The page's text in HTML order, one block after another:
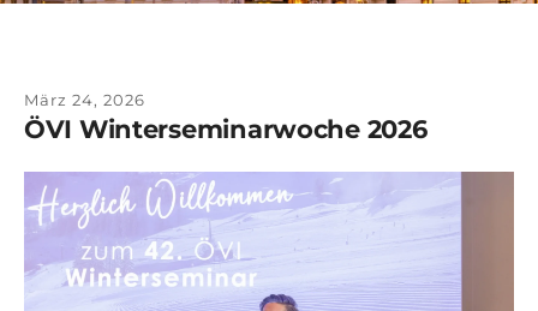
März 24, 2026
ÖVI Winterseminarwoche 2026